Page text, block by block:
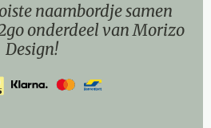
naambordje samen
onderdeel van Morizo
Design!